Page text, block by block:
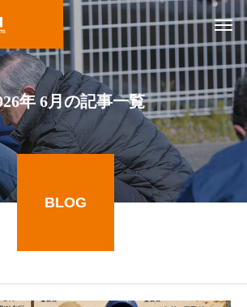
年 6月の記事一覧
BLOG